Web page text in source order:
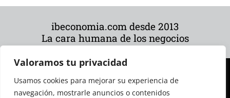
Valoramos tu privacidad
Usamos cookies para mejorar su experiencia de
navegación, mostrarle anuncios o contenidos
ibeconomia.com desde 2013
La cara humana de los negocios